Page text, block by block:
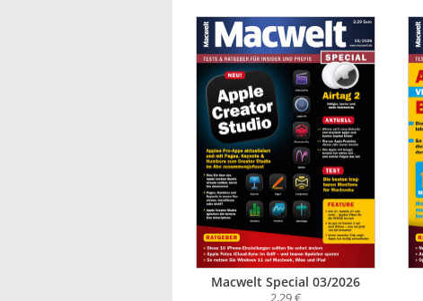
Macwelt Special 03/2026
2,29 €